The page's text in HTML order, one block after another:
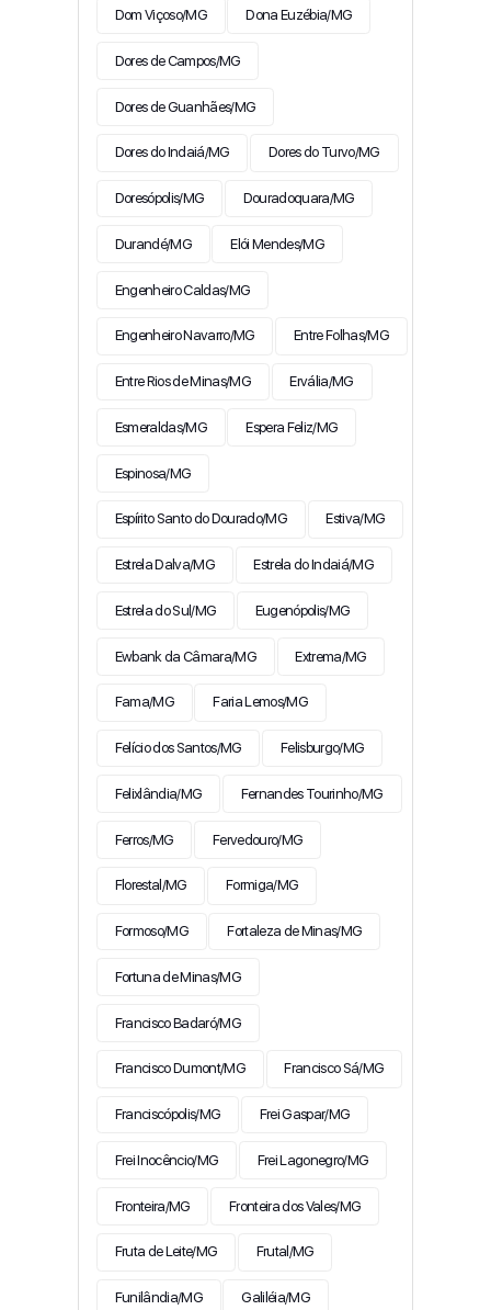
Dom Viçoso/MG Dona Euzébia/MG
Dores de Campos/MG
Dores de Guanhães/MG
Dores do Indaiá/MG Dores do Turvo/MG
Doresópolis/MG Douradoquara/MG
Durandé/MG Elói Mendes/MG
Engenheiro Caldas/MG
Engenheiro Navarro/MG Entre Folhas/MG
Entre Rios de Minas/MG Ervália/MG
Esmeraldas/MG Espera Feliz/MG
Espinosa/MG
Espírito Santo do Dourado/MG Estiva/MG
Estrela Dalva/MG Estrela do Indaiá/MG
Estrela do Sul/MG Eugenópolis/MG
Ewbank da Câmara/MG Extrema/MG
Fama/MG Faria Lemos/MG
Felício dos Santos/MG Felisburgo/MG
Felixlândia/MG Fernandes Tourinho/MG
Ferros/MG Fervedouro/MG
Florestal/MG Formiga/MG
Formoso/MG Fortaleza de Minas/MG
Fortuna de Minas/MG
Francisco Badaró/MG
Francisco Dumont/MG Francisco Sá/MG
Franciscópolis/MG Frei Gaspar/MG
Frei Inocêncio/MG Frei Lagonegro/MG
Fronteira/MG Fronteira dos Vales/MG
Fruta de Leite/MG Frutal/MG
Funilândia/MG Galiléia/MG